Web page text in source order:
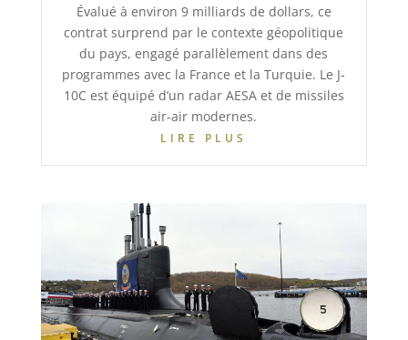
Évalué à environ 9 milliards de dollars, ce
contrat surprend par le contexte géopolitique
du pays, engagé parallèlement dans des
programmes avec la France et la Turquie. Le J-
10C est équipé d’un radar AESA et de missiles
air-air modernes.
LIRE PLUS